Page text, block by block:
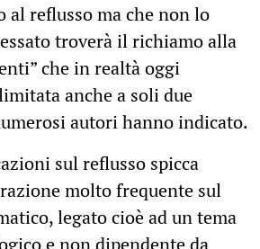
al reflusso ma che non lo
troverà il richiamo alla
che in realtà oggi
anche a soli due
autori hanno indicato.
sul reflusso spicca
molto frequente sul
legato cioè ad un tema
e non dipendente da